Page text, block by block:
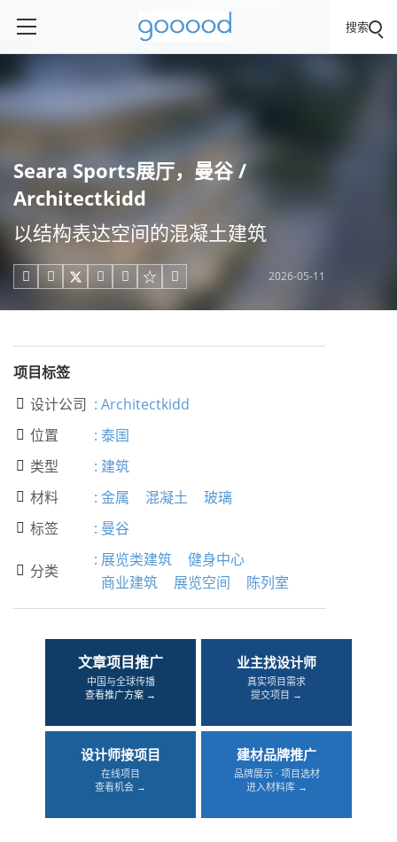
搜索
Seara Sports展厅，曼谷 /
Architectkidd
以结构表达空间的混凝土建筑
     2026-05-11
项目标签
 设计公司 : Architectkidd
 位置 : 泰国
 类型 : 建筑
 材料 : 金属 混凝土 玻璃
 标签 : 曼谷
 分类
: 展览类建筑
健身中心
商业建筑
展览空间 陈列室
文章项目推广
中国与全球传播
查看推广方案 →
业主找设计师
真实项目需求
提交项目 →
设计师接项目
在线项目
查看机会 →
建材品牌推广
品牌展示 · 项目选材
进入材料库 →